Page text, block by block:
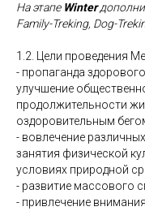
На этапе Winter
Family-Treking, Dog-
1.2. Цели проведения
- пропаганда
улучшение
продолжительности
оздоровительным
- вовлечение
занятия физической
условиях природной
- развитие массового
- привлечение